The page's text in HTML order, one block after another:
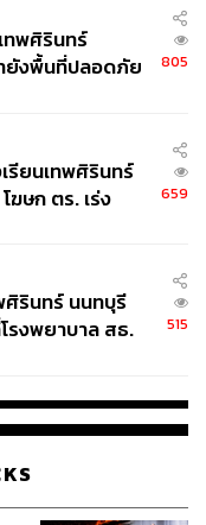
ทพศิรินทร์
ยังพื้นที่ปลอดภัย
805
รียนเทพศิรินทร์
ษก ตร. เร่ง
659
ศิรินทร์ นนทบุรี
รงพยาบาล สธ.
515